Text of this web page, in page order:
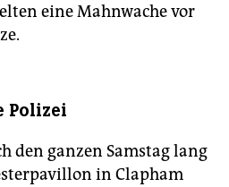
eine Mahnwache vor
Polizei
den ganzen Samstag lang
in Clapham